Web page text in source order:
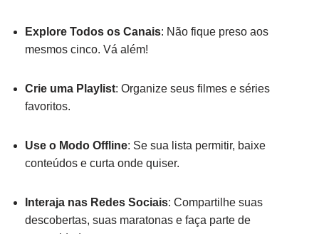
Explore Todos os Canais: Não fique preso aos
mesmos cinco. Vá além!
Crie uma Playlist: Organize seus filmes e séries
favoritos.
Use o Modo Offline: Se sua lista permitir, baixe
conteúdos e curta onde quiser.
Interaja nas Redes Sociais: Compartilhe suas
descobertas, suas maratonas e faça parte de